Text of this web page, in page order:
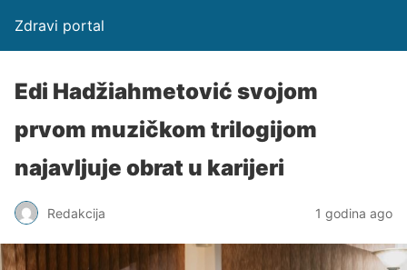
Zdravi portal
Edi Hadžiahmetović svojom
prvom muzičkom trilogijom
najavljuje obrat u karijeri
Redakcija 1 godina ago